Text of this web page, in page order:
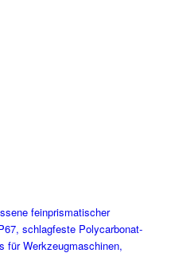
feinprismatischer
schlagfeste Polycarbonat-
für Werkzeugmaschinen,